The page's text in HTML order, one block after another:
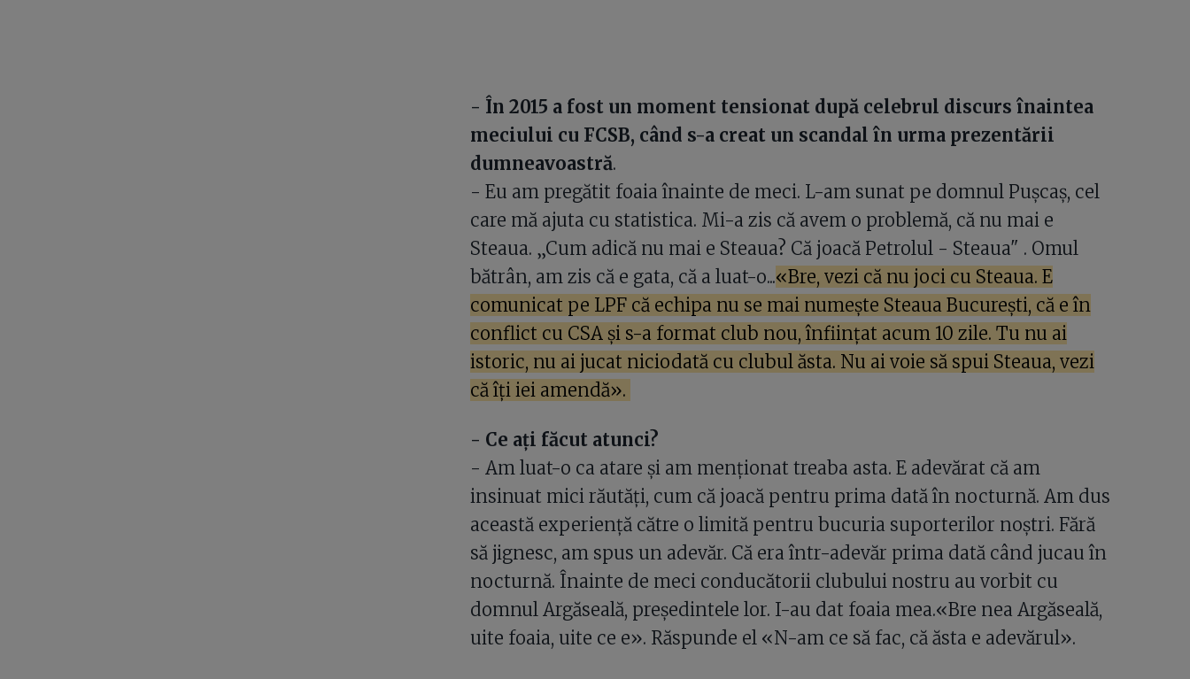
- În 2015 a fost un moment tensionat după celebrul discurs înaintea
meciului cu FCSB, când s-a creat un scandal în urma prezentării
dumneavoastră.
- Eu am pregătit foaia înainte de meci. L-am sunat pe domnul Pușcaș, cel
care mă ajuta cu statistica. Mi-a zis că avem o problemă, că nu mai e
Steaua. „Cum adică nu mai e Steaua? Că joacă Petrolul - Steaua" . Omul
bătrân, am zis că e gata, că a luat-o...«Bre, vezi că nu joci cu Steaua. E
comunicat pe LPF că echipa nu se mai numește Steaua București, că e în
conflict cu CSA și s-a format club nou, înființat acum 10 zile. Tu nu ai
istoric, nu ai jucat niciodată cu clubul ăsta. Nu ai voie să spui Steaua, vezi
că îți iei amendă».
- Ce ați făcut atunci?
- Am luat-o ca atare și am menționat treaba asta. E adevărat că am
insinuat mici răutăți, cum că joacă pentru prima dată în nocturnă. Am dus
această experiență către o limită pentru bucuria suporterilor noștri. Fără
să jignesc, am spus un adevăr. Că era într-adevăr prima dată când jucau în
nocturnă. Înainte de meci conducătorii clubului nostru au vorbit cu
domnul Argăseală, președintele lor. I-au dat foaia mea.«Bre nea Argăseală,
uite foaia, uite ce e». Răspunde el «N-am ce să fac, că ăsta e adevărul».